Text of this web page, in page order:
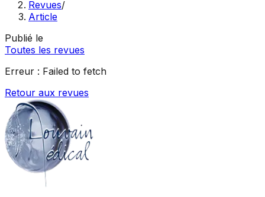
Revues/
Article
Publié le
Toutes les revues
Erreur : Failed to fetch
Retour aux revues